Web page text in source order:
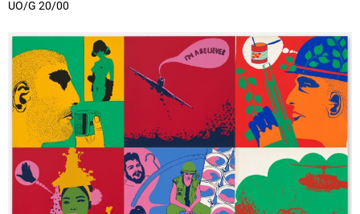
UO/G 20/00